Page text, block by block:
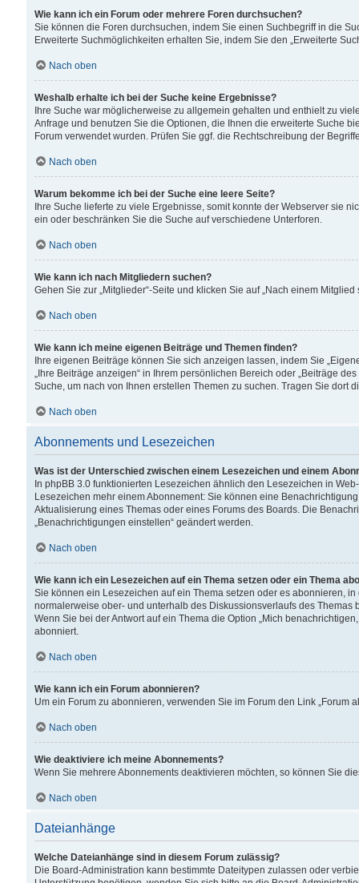
Wie kann ich ein Forum oder mehrere Foren durchsuchen?
Sie können die Foren durchsuchen, indem Sie einen Suchbegriff in die
Erweiterte Suchmöglichkeiten erhalten Sie, indem Sie den „Erweiterte
Nach oben
Weshalb erhalte ich bei der Suche keine Ergebnisse?
Ihre Suche war möglicherweise zu allgemein gehalten und enthielt zu
Anfrage und benutzen Sie die Optionen, die Ihnen die erweiterte Suche
Forum verwendet wurden. Prüfen Sie ggf. die Rechtschreibung der
Nach oben
Warum bekomme ich bei der Suche eine leere Seite?
Ihre Suche lieferte zu viele Ergebnisse, somit konnte der Webserver sie
ein oder beschränken Sie die Suche auf verschiedene Unterforen.
Nach oben
Wie kann ich nach Mitgliedern suchen?
Gehen Sie zur „Mitglieder“-Seite und klicken Sie auf „Nach einem Mitglied
Nach oben
Wie kann ich meine eigenen Beiträge und Themen finden?
Ihre eigenen Beiträge können Sie sich anzeigen lassen, indem Sie
„Ihre Beiträge anzeigen“ in Ihrem persönlichen Bereich oder „Beiträge
Suche, um nach von Ihnen erstellen Themen zu suchen. Tragen Sie dort
Nach oben
Abonnements und Lesezeichen
Was ist der Unterschied zwischen einem Lesezeichen und einem
In phpBB 3.0 funktionierten Lesezeichen ähnlich den Lesezeichen in
Lesezeichen mehr einem Abonnement: Sie können eine
Aktualisierung eines Themas oder eines Forums des Boards. Die
„Benachrichtigungen einstellen“ geändert werden.
Nach oben
Wie kann ich ein Lesezeichen auf ein Thema setzen oder ein Thema
Sie können ein Lesezeichen auf ein Thema setzen oder es abonnieren,
normalerweise ober- und unterhalb des Diskussionsverlaufs des Themas
Wenn Sie bei der Antwort auf ein Thema die Option „Mich
abonniert.
Nach oben
Wie kann ich ein Forum abonnieren?
Um ein Forum zu abonnieren, verwenden Sie im Forum den Link „Forum
Nach oben
Wie deaktiviere ich meine Abonnements?
Wenn Sie mehrere Abonnements deaktivieren möchten, so können Sie
Nach oben
Dateianhänge
Welche Dateianhänge sind in diesem Forum zulässig?
Die Board-Administration kann bestimmte Dateitypen zulassen oder